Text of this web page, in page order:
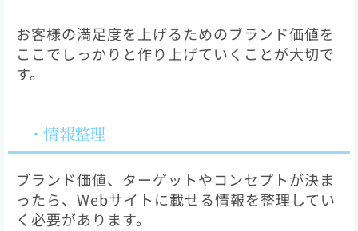
お客様の満足度を上げるためのブランド価値を
ここでしっかりと作り上げていくことが大切で
す。
・情報整理
ブランド価値、ターゲットやコンセプトが決ま
ったら、Webサイトに載せる情報を整理してい
く必要があります。